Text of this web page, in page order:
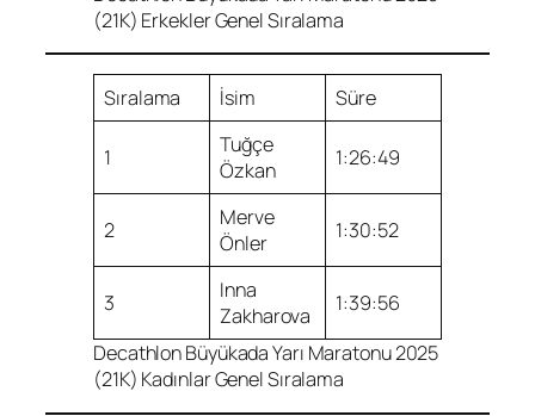
(21K) Erkekler Genel Sıralama
Sıralama İsim Süre
1
Tuğçe
Özkan
1:26:49
2
Merve
Önler
1:30:52
3
Inna
Zakharova
1:39:56
Decathlon Büyükada Yarı Maratonu 2025
(21K) Kadınlar Genel Sıralama